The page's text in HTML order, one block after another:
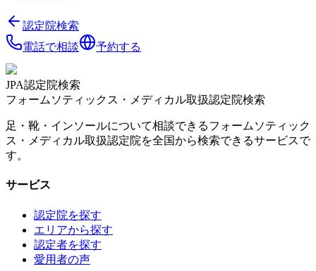
認定院検索
電話で相談
予約する
JPA認定院検索
フォームソティックス・メディカル取扱認定院検索
足・靴・インソールについて相談できるフォームソティック
ス・メディカル取扱認定院を全国から検索できるサービスで
す。
サービス
認定院を探す
エリアから探す
認定者を探す
愛用者の声